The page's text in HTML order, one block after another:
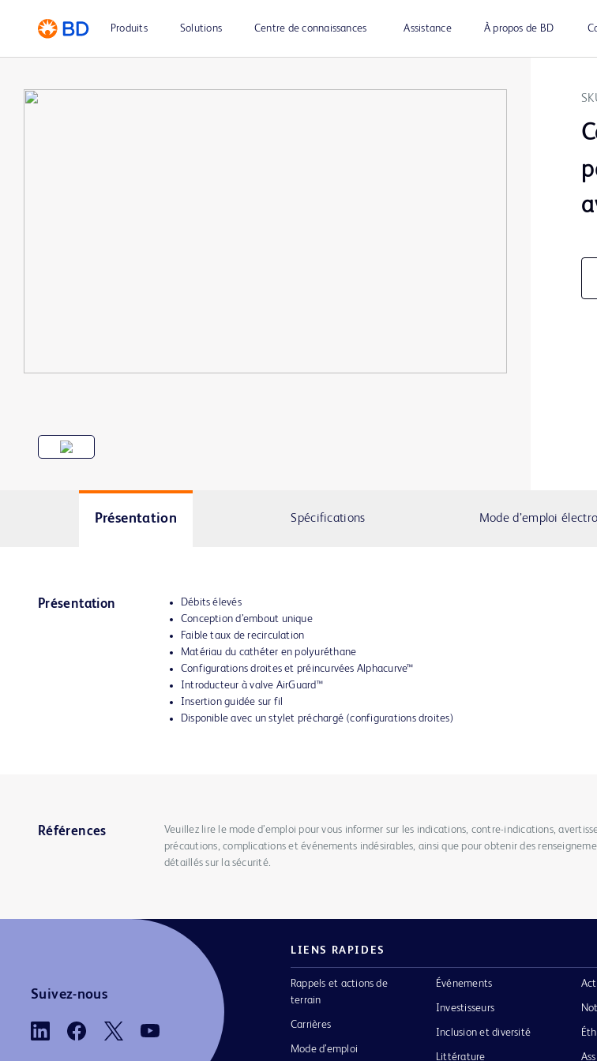
Produits Solutions Centre de connaissances Assistance À propos de BD
Présentation Spécifications Mode d’emploi
Présentation
Débits élevés
Conception d’embout unique
Faible taux de recirculation
Matériau du cathéter en polyuréthane
Configurations droites et préincurvées Alphacurve™
Introducteur à valve AirGuard™
Insertion guidée sur fil
Disponible avec un stylet préchargé (configurations droites)
Références
Veuillez lire le mode d’emploi pour vous informer sur les indications, contre-indications,
précautions, complications et événements indésirables, ainsi que pour obtenir des
détaillés sur la sécurité.
Suivez-nous
LIENS RAPIDES
Rappels et actions de
terrain
Carrières
Mode d’emploi
Événements
Investisseurs
Inclusion et diversité
Littérature